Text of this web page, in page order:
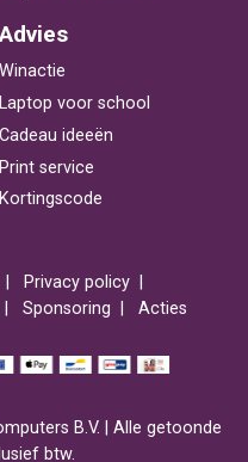
Advies
Winactie
Laptop voor school
Cadeau ideeën
Print service
Kortingscode
Privacy policy
Sponsoring Acties
B.V. | Alle getoonde
btw.